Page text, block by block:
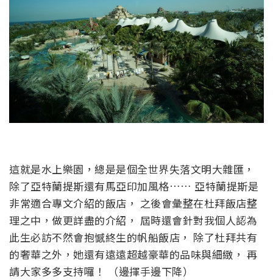
這就是水上樂園，總是是個全世界失落文明大雜匯，
除了亞特蘭提斯還有馬亞印加風格…… 亞特蘭提斯是
非常適合專文介紹的飯店， 之後會彙整在杜拜飯店整
理之中，做更詳盡的介紹， 屆時還會針對我個人認為
此生必訪不然會抱憾終生的帆船飯店， 除了杜拜共有
的奢華之外，她還有遠遠超越豪華的品味與細緻， 再
請大家多多支持囉！ （邊揮手邊下降）